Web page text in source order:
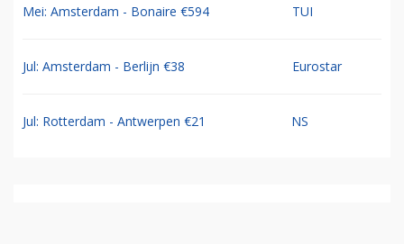
Mei: Amsterdam - Bonaire €594 TUI
Jul: Amsterdam - Berlijn €38 Eurostar
Jul: Rotterdam - Antwerpen €21 NS